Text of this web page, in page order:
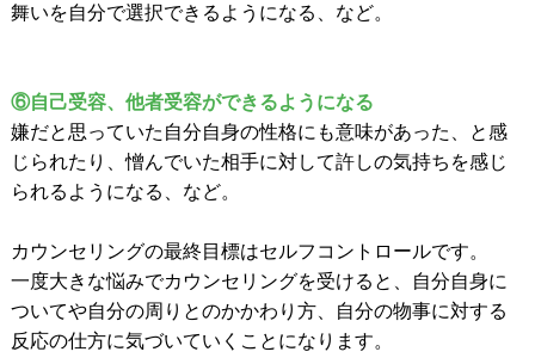
舞いを自分で選択できるようになる、など。
⑥自己受容、他者受容ができるようになる
嫌だと思っていた自分自身の性格にも意味があった、と感
じられたり、憎んでいた相手に対して許しの気持ちを感じ
られるようになる、など。
カウンセリングの最終目標はセルフコントロールです。
一度大きな悩みでカウンセリングを受けると、自分自身に
ついてや自分の周りとのかかわり方、自分の物事に対する
反応の仕方に気づいていくことになります。